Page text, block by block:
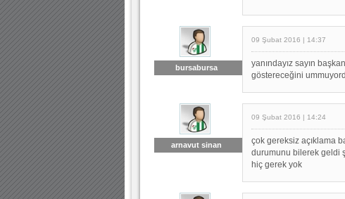
bursabursa
09 Şubat 2016 | 14:37
yanındayız sayın
göstereceğini
arnavut sinan
09 Şubat 2016 | 14:24
çok gereksiz açıklama
durumunu bilerek geldi
hiç gerek yok